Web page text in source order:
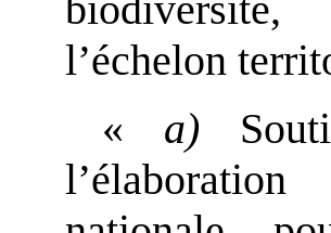
l’échelon
« a)